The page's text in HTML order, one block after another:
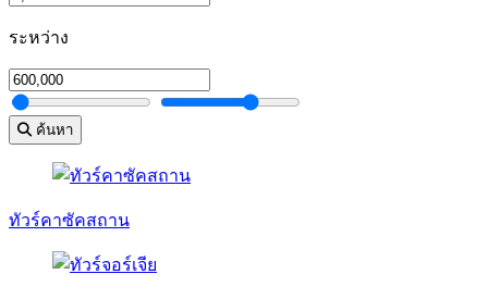
ระหว่าง
ค้นหา
ทัวร์คาซัคสถาน